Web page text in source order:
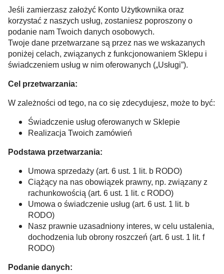
Jeśli zamierzasz założyć Konto Użytkownika oraz
korzystać z naszych usług, zostaniesz poproszony o
podanie nam Twoich danych osobowych.
Twoje dane przetwarzane są przez nas we wskazanych
poniżej celach, związanych z funkcjonowaniem Sklepu i
świadczeniem usług w nim oferowanych („Usługi”).
Cel przetwarzania:
W zależności od tego, na co się zdecydujesz, może to być:
Świadczenie usług oferowanych w Sklepie
Realizacja Twoich zamówień
Podstawa przetwarzania:
Umowa sprzedaży (art. 6 ust. 1 lit. b RODO)
Ciążący na nas obowiązek prawny, np. związany z
rachunkowością (art. 6 ust. 1 lit. c RODO)
Umowa o świadczenie usług (art. 6 ust. 1 lit. b
RODO)
Nasz prawnie uzasadniony interes, w celu ustalenia,
dochodzenia lub obrony roszczeń (art. 6 ust. 1 lit. f
RODO)
Podanie danych: